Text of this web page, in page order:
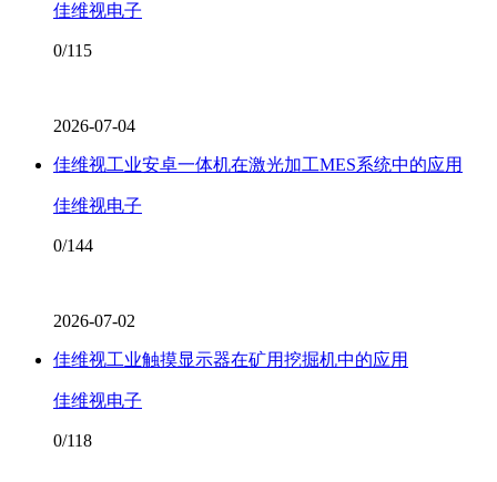
佳维视电子
0/115
2026-07-04
佳维视工业安卓一体机在激光加工MES系统中的应用
佳维视电子
0/144
2026-07-02
佳维视工业触摸显示器在矿用挖掘机中的应用
佳维视电子
0/118